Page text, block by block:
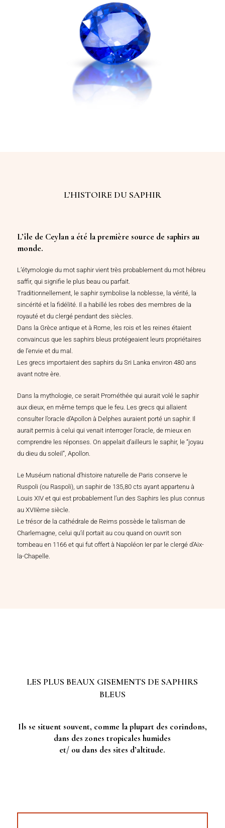
L’HISTOIRE DU SAPHIR
L’île de Ceylan a été la première source de saphirs au
monde.
L’étymologie du mot saphir vient très probablement du mot hébreu
saffir, qui signifie le plus beau ou parfait.
Traditionnellement, le saphir symbolise la noblesse, la vérité, la
sincérité et la fidélité. Il a habillé les robes des membres de la
royauté et du clergé pendant des siècles.
Dans la Grèce antique et à Rome, les rois et les reines étaient
convaincus que les saphirs bleus protégeaient leurs propriétaires
de l’envie et du mal.
Les grecs importaient des saphirs du Sri Lanka environ 480 ans
avant notre ère.
Dans la mythologie, ce serait Prométhée qui aurait volé le saphir
aux dieux, en même temps que le feu. Les grecs qui allaient
consulter l’oracle d’Apollon à Delphes auraient porté un saphir. Il
aurait permis à celui qui venait interroger l’oracle, de mieux en
comprendre les réponses. On appelait d’ailleurs le saphir, le “joyau
du dieu du soleil”, Apollon.
Le Muséum national d’histoire naturelle de Paris conserve le
Ruspoli (ou Raspoli), un saphir de 135,80 cts ayant appartenu à
Louis XIV et qui est probablement l’un des Saphirs les plus connus
au XVIIème siècle.
Le trésor de la cathédrale de Reims possède le talisman de
Charlemagne, celui qu’il portait au cou quand on ouvrit son
tombeau en 1166 et qui fut offert à Napoléon Ier par le clergé d’Aix-
la-Chapelle.
LES PLUS BEAUX GISEMENTS DE SAPHIRS
BLEUS
Ils se situent souvent, comme la plupart des corindons,
dans des zones tropicales humides
et/ ou dans des sites d’altitude.